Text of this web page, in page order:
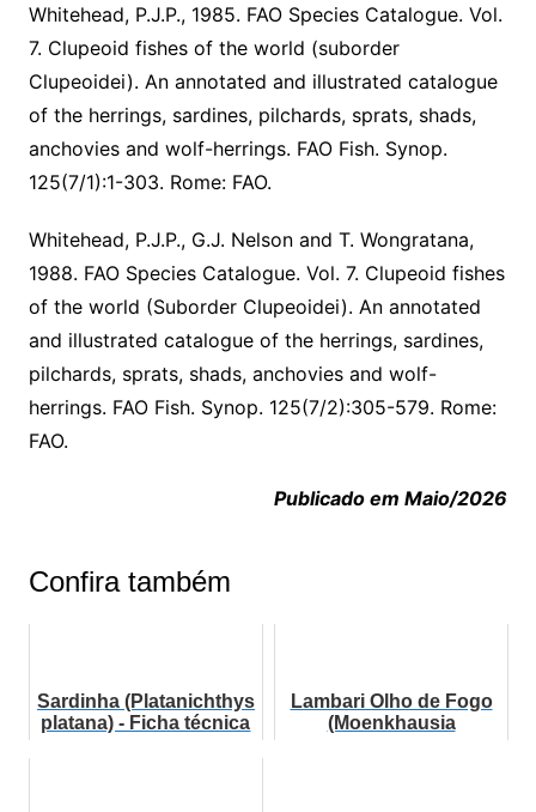
Whitehead, P.J.P., 1985. FAO Species Catalogue. Vol.
7. Clupeoid fishes of the world (suborder
Clupeoidei). An annotated and illustrated catalogue
of the herrings, sardines, pilchards, sprats, shads,
anchovies and wolf-herrings. FAO Fish. Synop.
125(7/1):1-303. Rome: FAO.
Whitehead, P.J.P., G.J. Nelson and T. Wongratana,
1988. FAO Species Catalogue. Vol. 7. Clupeoid fishes
of the world (Suborder Clupeoidei). An annotated
and illustrated catalogue of the herrings, sardines,
pilchards, sprats, shads, anchovies and wolf-
herrings. FAO Fish. Synop. 125(7/2):305-579. Rome:
FAO.
Publicado em Maio/2026
Confira também
Sardinha (Platanichthys
platana) - Ficha técnica
Lambari Olho de Fogo
(Moenkhausia